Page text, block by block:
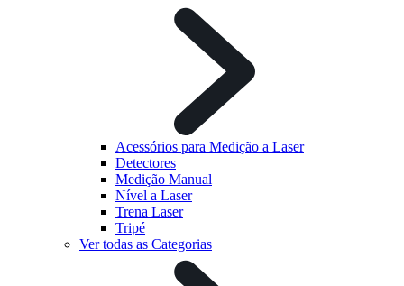
Acessórios para Medição a Laser
Detectores
Medição Manual
Nível a Laser
Trena Laser
Tripé
Ver todas as Categorias